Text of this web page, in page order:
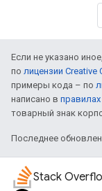
Если не указано
по лицензии Creative
примеры кода – по
написано в правилах
товарный знак
Последнее
Stack